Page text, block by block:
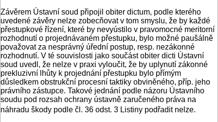
Závěrem Ústavní soud připojil obiter dictum, podle kterého
uvedené závěry nelze zobecňovat v tom smyslu, že by každé
přestupkové řízení, které by nevyústilo v pravomocné meritorní
rozhodnutí o projednávaném přestupku, bylo možné paušálně
považovat za nesprávný úřední postup, resp. nezákonné
rozhodnutí. V té souvislosti jako součást obiter dicti Ústavní
soud uvedl, že nelze v praxi vyloučit, že by uplynutí zákonné
prekluzivní lhůty k projednání přestupku bylo přímým
důsledkem obstrukční procesní taktiky obviněného, příp. jeho
právního zástupce. Takové jednání podle názoru Ústavního
soudu pod rozsah ochrany ústavně zaručeného práva na
náhradu škody podle čl. 36 odst. 3 Listiny podřadit nelze.